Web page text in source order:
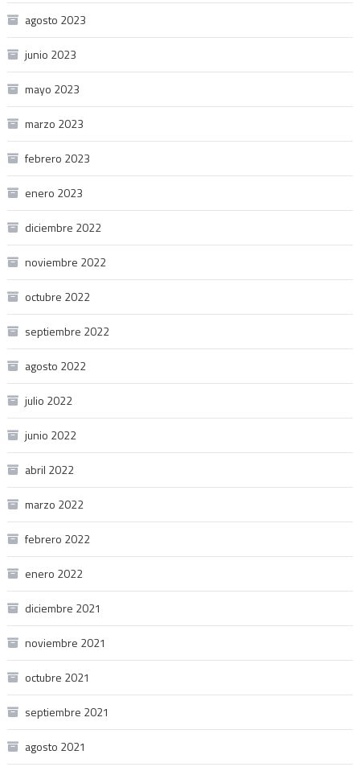
agosto 2023
junio 2023
mayo 2023
marzo 2023
febrero 2023
enero 2023
diciembre 2022
noviembre 2022
octubre 2022
septiembre 2022
agosto 2022
julio 2022
junio 2022
abril 2022
marzo 2022
febrero 2022
enero 2022
diciembre 2021
noviembre 2021
octubre 2021
septiembre 2021
agosto 2021